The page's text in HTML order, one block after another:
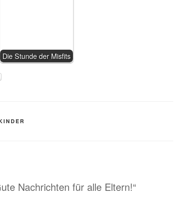
Die Stunde der Misfits
Nachrichten für alle Eltern!“